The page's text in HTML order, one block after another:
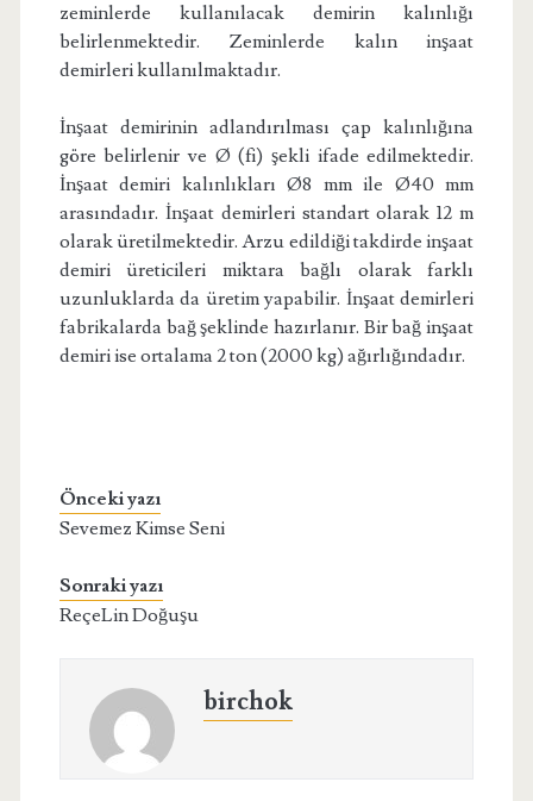
zeminlerde kullanılacak demirin kalınlığı
belirlenmektedir. Zeminlerde kalın inşaat
demirleri kullanılmaktadır.
İnşaat demirinin adlandırılması çap kalınlığına
göre belirlenir ve Ø (fi) şekli ifade edilmektedir.
İnşaat demiri kalınlıkları Ø8 mm ile Ø40 mm
arasındadır. İnşaat demirleri standart olarak 12 m
olarak üretilmektedir. Arzu edildiği takdirde inşaat
demiri üreticileri miktara bağlı olarak farklı
uzunluklarda da üretim yapabilir. İnşaat demirleri
fabrikalarda bağ şeklinde hazırlanır. Bir bağ inşaat
demiri ise ortalama 2 ton (2000 kg) ağırlığındadır.
Önceki yazı
Sevemez Kimse Seni
Sonraki yazı
ReçeLin Doğuşu
birchok